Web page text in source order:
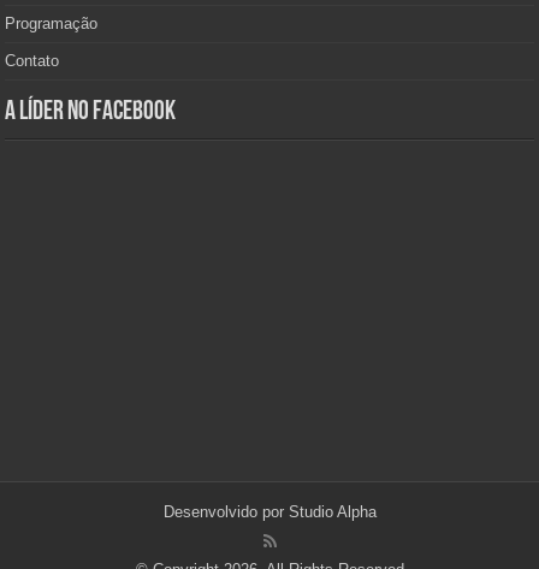
Programação
Contato
A Líder no Facebook
Desenvolvido por Studio Alpha